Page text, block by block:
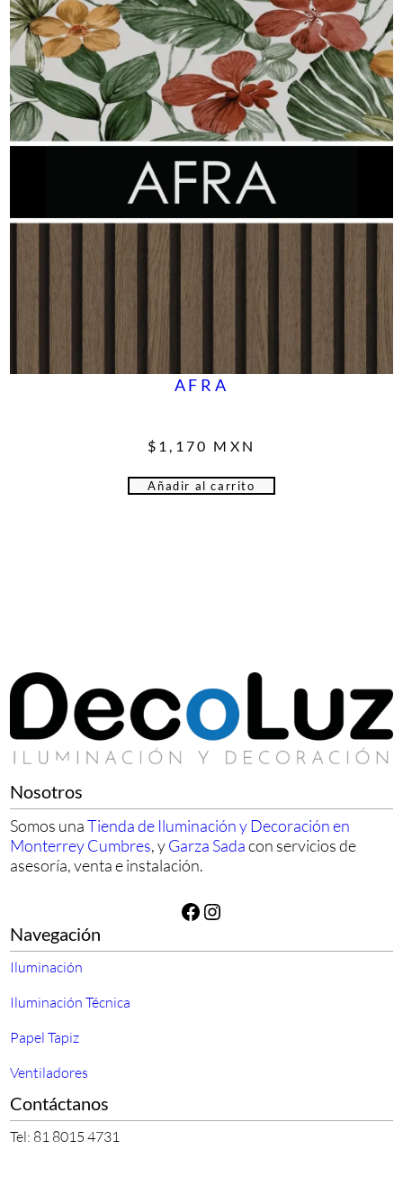
AFRA
$ 1,170 MXN
Añadir al carrito
Nosotros
Somos unaTienda de Iluminación y Decoración en
Monterrey Cumbres, yGarza Sadacon servicios de
asesoría, venta e instalación.
Facebook Instagram
Navegación
Iluminación
Iluminación Técnica
Papel Tapiz
Ventiladores
Contáctanos
Tel: 81 8015 4731